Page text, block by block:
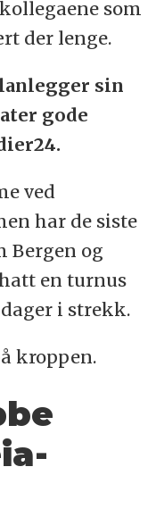
som
der lenge.
sin
gode
ved
har de siste
Bergen og
en turnus
i strekk.
kroppen.